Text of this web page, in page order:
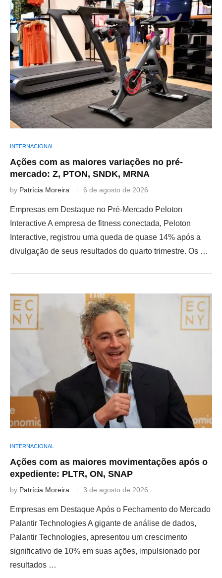
INTERNACIONAL
Ações com as maiores variações no pré-
mercado: Z, PTON, SNDK, MRNA
by Patrícia Moreira 6 de agosto de 2026
Empresas em Destaque no Pré-Mercado Peloton
Interactive A empresa de fitness conectada, Peloton
Interactive, registrou uma queda de quase 14% após a
divulgação de seus resultados do quarto trimestre. Os …
INTERNACIONAL
Ações com as maiores movimentações após o
expediente: PLTR, ON, SNAP
by Patrícia Moreira 3 de agosto de 2026
Empresas em Destaque Após o Fechamento do Mercado
Palantir Technologies A gigante de análise de dados,
Palantir Technologies, apresentou um crescimento
significativo de 10% em suas ações, impulsionado por
resultados …